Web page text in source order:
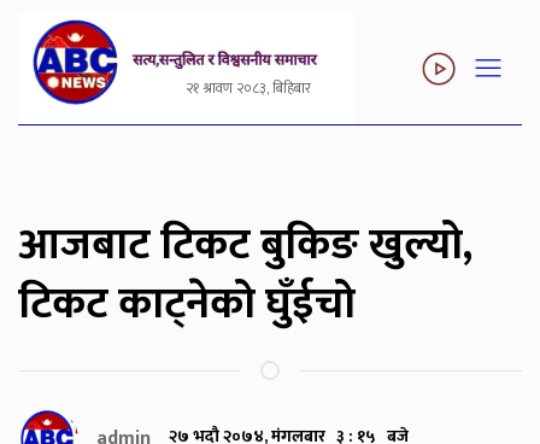
२१ श्रावण २०८३, बिहिबार
आजबाट टिकट बुकिङ खुल्यो,
टिकट काट्नेको घुँईचो
२७ भदौ २०७४, मंगलबार ३ : १५ बजे